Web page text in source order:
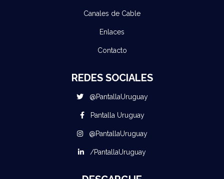
Canales de Cable
Enlaces
Contacto
REDES SOCIALES
@PantallaUruguay
Pantalla Uruguay
@PantallaUruguay
/PantallaUruguay